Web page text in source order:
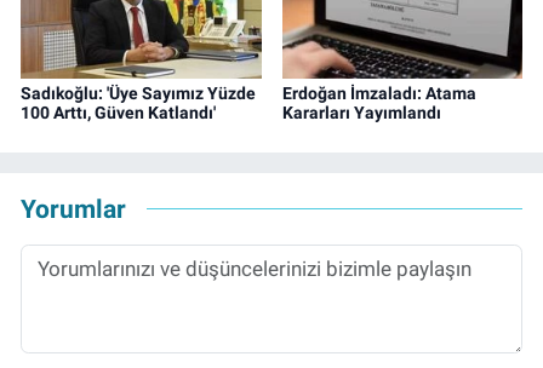
Sadıkoğlu: 'Üye Sayımız Yüzde
100 Arttı, Güven Katlandı'
Erdoğan İmzaladı: Atama
Kararları Yayımlandı
Yorumlar